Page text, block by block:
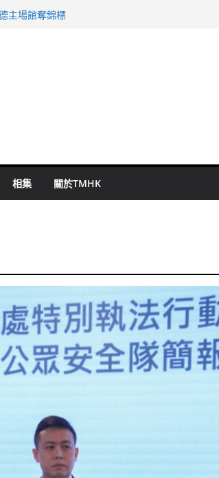
泰：下半年油價續波動
相集 關於TMHK